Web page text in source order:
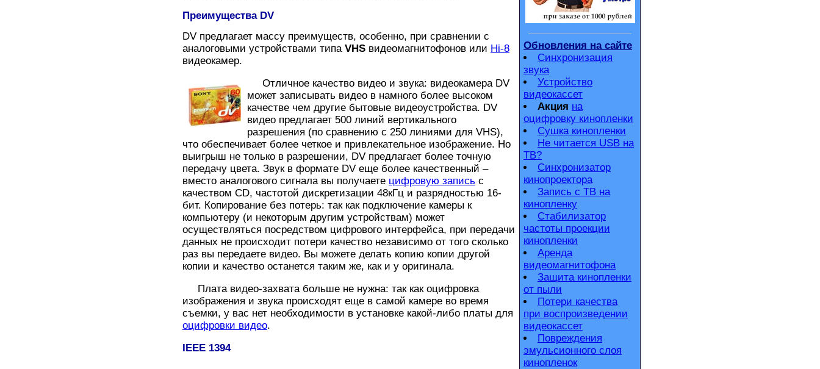
Преимущества DV
DV предлагает массу преимуществ, особенно, при сравнении с
аналоговыми устройствами типа VHS видеомагнитофонов или Hi-8
видеокамер.
Отличное качество видео и звука: видеокамера DV
может записывать видео в намного более высоком
качестве чем другие бытовые видеоустройства. DV
видео предлагает 500 линий вертикального
разрешения (по сравнению с 250 линиями для VHS),
что обеспечивает более четкое и привлекательное изображение. Но
выигрыш не только в разрешении, DV предлагает более точную
передачу цвета. Звук в формате DV еще более качественный –
вместо аналогового сигнала вы получаете цифровую запись с
качеством CD, частотой дискретизации 48кГц и разрядностью 16-
бит. Копирование без потерь: так как подключение камеры к
компьютеру (и некоторым другим устройствам) может
осуществляться посредством цифрового интерфейса, при передачи
данных не происходит потери качество независимо от того сколько
раз вы передаете видео. Вы можете делать копию копии другой
копии и качество останется таким же, как и у оригинала.
Плата видео-захвата больше не нужна: так как оцифровка
изображения и звука происходят еще в самой камере во время
съемки, у вас нет необходимости в установке какой-либо платы для
оцифровки видео.
IEEE 1394
Обновления на сайте
Синхронизация
звука
Устройство
видеокассет
Акция на
оцифровку кинопленки
Сушка кинопленки
Не читается USB на
ТВ?
Синхронизатор
кинопроектора
Запись с ТВ на
кинопленку
Стабилизатор
частоты проекции
кинопленки
Аренда
видеомагнитофона
Защита кинопленки
от пыли
Потери качества
при воспроизведении
видеокассет
Повреждения
эмульсионного слоя
кинопленок